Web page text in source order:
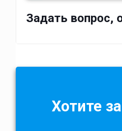
Задать вопрос,
Хотите